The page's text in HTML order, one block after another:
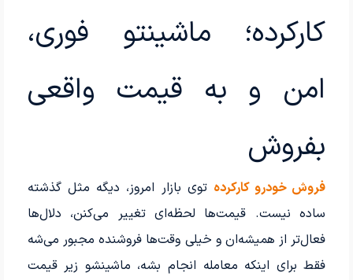
کارکرده؛ ماشینتو فوری،
امن و به قیمت واقعی
بفروش
فروش خودرو کارکرده توی بازار امروز، دیگه مثل گذشته
ساده نیست. قیمت‌ها لحظه‌ای تغییر می‌کنن، دلال‌ها
فعال‌تر از همیشه‌ان و خیلی وقت‌ها فروشنده مجبور می‌شه
فقط برای اینکه معامله انجام بشه، ماشینشو زیر قیمت